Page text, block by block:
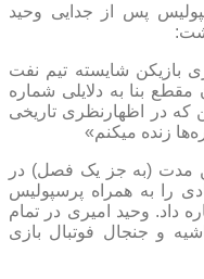
پس از جدایی وحید
وحید امیری بازیکن شایسته تیم نفت
بنا به دلایلی شماره
که در اظهارنظری تاریخی
زنده میکنم»
مدت (به جز یک فصل) در
را به همراه پرسپولیس
داد. وحید امیری در تمام
و جنجال فوتبال بازی